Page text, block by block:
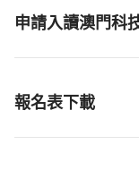
申請入讀澳門科
報名表下載